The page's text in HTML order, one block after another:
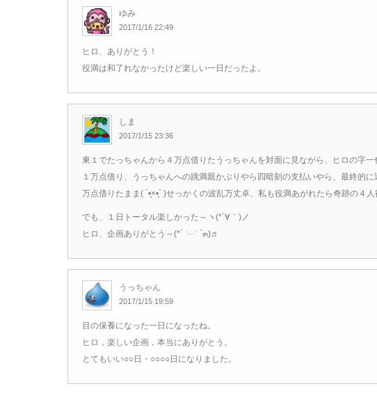
ゆみ
2017/1/16 22:49
ヒロ、ありがとう！
役満は和了れなかったけど楽しい一日だったよ。
しま
2017/1/15 23:36
東１でたっちゃんから４万点借りたうっちゃんを対面に見ながら、ヒロの字
１万点借り、うっちゃんへの跳満親かぶりやら四暗刻の支払いやら、最終的
万点借りたまま( ´•̥×•̥` )せっかくの波乱万丈卓、私も役満あがれたら奇跡の４
でも、１日トータル楽しかった～ヽ(*´∀｀)ノ
ヒロ、企画ありがとう～(*´╰╯`๓)♬
うっちゃん
2017/1/15 19:59
目の保養になった一日になったね。
ヒロ，楽しい企画，本当にありがとう。
とてもいい○○日・○○○○日になりました。